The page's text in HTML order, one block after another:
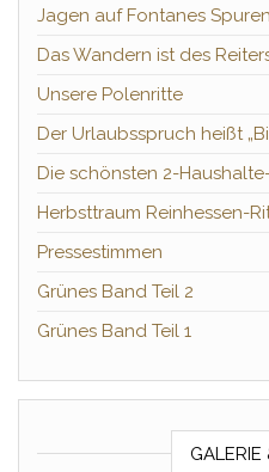
Jagen auf Fontanes Spuren
Das Wandern ist des
Unsere Polenritte
Der Urlaubsspruch heißt
Die schönsten 2-
Herbsttraum Reinhessen-
Pressestimmen
Grünes Band Teil 2
Grünes Band Teil 1
GALERIE